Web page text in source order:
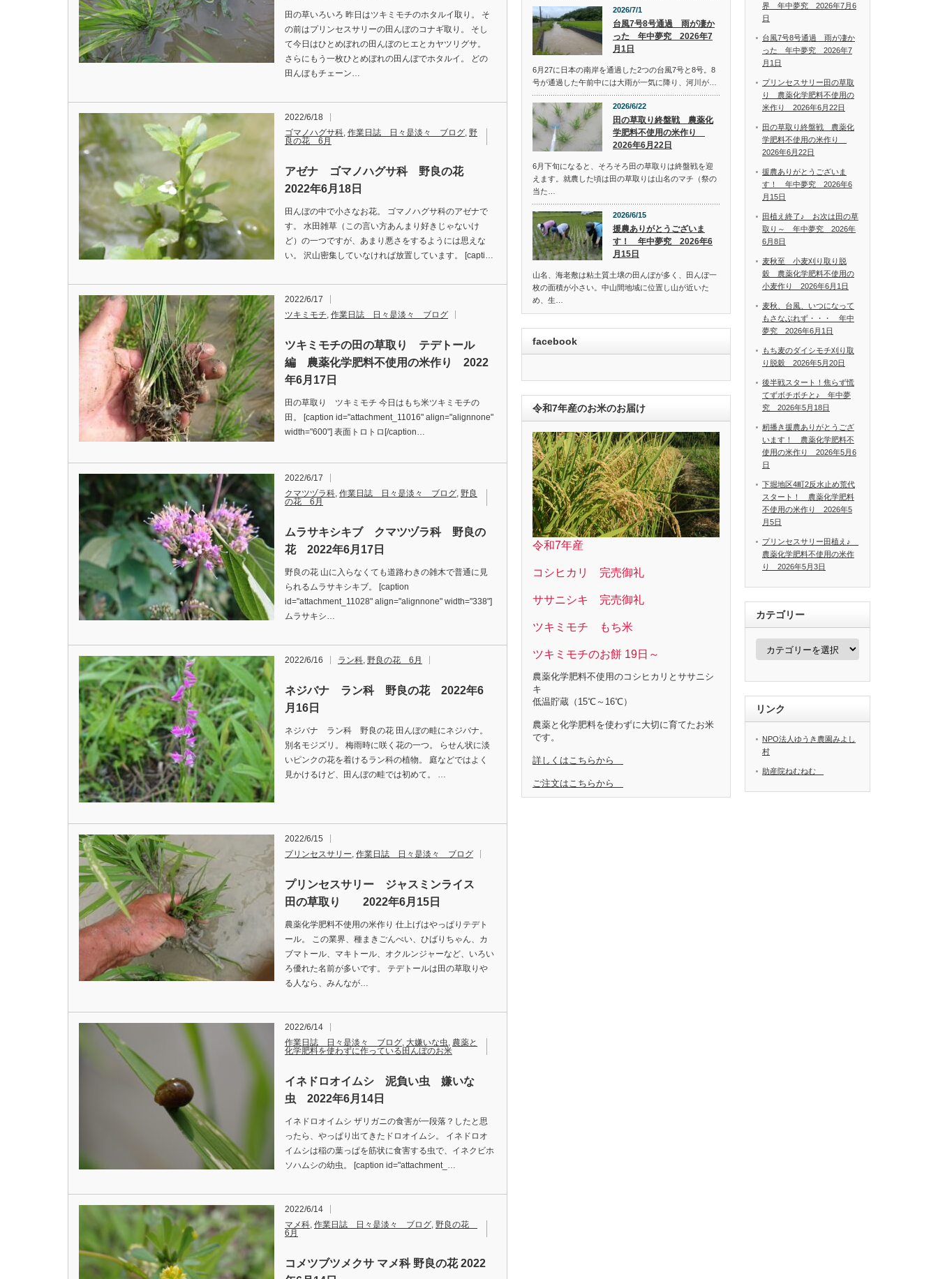
田の草いろいろ 昨日はツキミモチのホタルイ取り。 そ
の前はプリンセスサリーの田んぼのコナギ取り。 そし
て今日はひとめぼれの田んぼのヒエとカヤツリグサ。
さらにもう一枚ひとめぼれの田んぼでホタルイ。 どの
田んぼもチェーン…
2022/6/18
ゴマノハグサ科, 作業日誌 日々是淡々 ブログ, 野
良の花 6月
アゼナ ゴマノハグサ科 野良の花
2022年6月18日
田んぼの中で小さなお花。 ゴマノハグサ科のアゼナで
す。 水田雑草（この言い方あんまり好きじゃないけ
ど）の一つですが、あまり悪さをするようには思えな
い。 沢山密集していなければ放置しています。 [capti…
2022/6/17
ツキミモチ, 作業日誌 日々是淡々 ブログ
ツキミモチの田の草取り テデトール
編 農薬化学肥料不使用の米作り 2022
年6月17日
田の草取り ツキミモチ 今日はもち米ツキミモチの
田。 [caption id="attachment_11016" align="alignnone"
width="600"] 表面トロトロ[/caption…
2022/6/17
クマツヅラ科, 作業日誌 日々是淡々 ブログ, 野良
の花 6月
ムラサキシキブ クマツヅラ科 野良の
花 2022年6月17日
野良の花 山に入らなくても道路わきの雑木で普通に見
られるムラサキシキブ。 [caption
id="attachment_11028" align="alignnone" width="338"]
ムラサキシ…
2022/6/16 ラン科, 野良の花 6月
ネジバナ ラン科 野良の花 2022年6
月16日
ネジバナ ラン科 野良の花 田んぼの畦にネジバナ。
別名モジズリ。 梅雨時に咲く花の一つ。 らせん状に淡
いピンクの花を着けるラン科の植物。 庭などではよく
見かけるけど、田んぼの畦では初めて。 …
2022/6/15
プリンセスサリー, 作業日誌 日々是淡々 ブログ
プリンセスサリー ジャスミンライス
田の草取り 2022年6月15日
農薬化学肥料不使用の米作り 仕上げはやっぱりテデト
ール。 この業界、種まきごんべい、ひばりちゃん、カ
ブマトール、マキトール、オクルンジャーなど、いろい
ろ優れた名前が多いです。 テデトールは田の草取りや
る人なら、みんなが…
2022/6/14
作業日誌 日々是淡々 ブログ, 大嫌いな虫, 農薬と
化学肥料を使わずに作っている田んぼのお米
イネドロオイムシ 泥負い虫 嫌いな
虫 2022年6月14日
イネドロオイムシ ザリガニの食害が一段落？したと思
ったら、やっぱり出てきたドロオイムシ。 イネドロオ
イムシは稲の葉っぱを筋状に食害する虫で、イネクビホ
ソハムシの幼虫。 [caption id="attachment_…
2022/6/14
マメ科, 作業日誌 日々是淡々 ブログ, 野良の花
6月
コメツブツメクサ マメ科 野良の花 2022
2026/7/1
台風7号8号通過 雨が凄か
った 年中夢究 2026年7
月1日
6月27に日本の南岸を通過した2つの台風7号と8号。8
号が通過した午前中には大雨が一気に降り、河川が…
2026/6/22
田の草取り終盤戦 農薬化
学肥料不使用の米作り
2026年6月22日
6月下旬になると、そろそろ田の草取りは終盤戦を迎
えます。就農した頃は田の草取りは山名のマチ（祭の
当た…
2026/6/15
援農ありがとうございま
す！ 年中夢究 2026年6
月15日
山名、海老敷は粘土質土壌の田んぼが多く、田んぼ一
枚の面積が小さい。中山間地域に位置し山が近いた
め、生…
facebook
令和7年産のお米のお届け
令和7年産
コシヒカリ 完売御礼
ササニシキ 完売御礼
ツキミモチ もち米
ツキミモチのお餅 19日～
農薬化学肥料不使用のコシヒカリとササニシ
キ
低温貯蔵（15℃～16℃）
農薬と化学肥料を使わずに大切に育てたお米
です。
詳しくはこちらから
ご注文はこちらから
界 年中夢究 2026年7月6
日
台風7号8号通過 雨が凄か
った 年中夢究 2026年7
月1日
プリンセスサリー田の草取
り 農薬化学肥料不使用の
米作り 2026年6月22日
田の草取り終盤戦 農薬化
学肥料不使用の米作り
2026年6月22日
援農ありがとうございま
す！ 年中夢究 2026年6
月15日
田植え終了♪ お次は田の草
取り～ 年中夢究 2026年
6月8日
麦秋至 小麦刈り取り脱
穀 農薬化学肥料不使用の
小麦作り 2026年6月1日
麦秋、台風、いつになって
もさなぶれず・・・ 年中
夢究 2026年6月1日
もち麦のダイシモチ刈り取
り脱穀 2026年5月20日
後半戦スタート！焦らず慌
てずボチボチと♪ 年中夢
究 2026年5月18日
籾播き援農ありがとうござ
います！ 農薬化学肥料不
使用の米作り 2026年5月6
日
下堀地区4町2反水止め荒代
スタート！ 農薬化学肥料
不使用の米作り 2026年5
月5日
プリンセスサリー田植え♪
農薬化学肥料不使用の米作
り 2026年5月3日
カテゴリー
カ
ー
リンク
NPO法人ゆうき農園みよし
村
助産院ねむねむ